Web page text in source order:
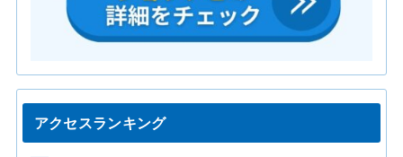
アクセスランキング